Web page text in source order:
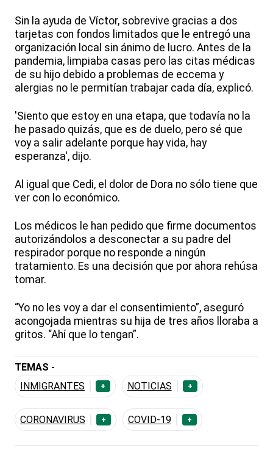
Sin la ayuda de Víctor, sobrevive gracias a dos
tarjetas con fondos limitados que le entregó una
organización local sin ánimo de lucro. Antes de la
pandemia, limpiaba casas pero las citas médicas
de su hijo debido a problemas de eccema y
alergias no le permitían trabajar cada día, explicó.
'Siento que estoy en una etapa, que todavía no la
he pasado quizás, que es de duelo, pero sé que
voy a salir adelante porque hay vida, hay
esperanza', dijo.
Al igual que Cedi, el dolor de Dora no sólo tiene que
ver con lo económico.
Los médicos le han pedido que firme documentos
autorizándolos a desconectar a su padre del
respirador porque no responde a ningún
tratamiento. Es una decisión que por ahora rehúsa
tomar.
“Yo no les voy a dar el consentimiento”, aseguró
acongojada mientras su hija de tres años lloraba a
gritos. “Ahí que lo tengan”.
TEMAS -
INMIGRANTES
+ NOTICIAS +
CORONAVIRUS + COVID-19 +